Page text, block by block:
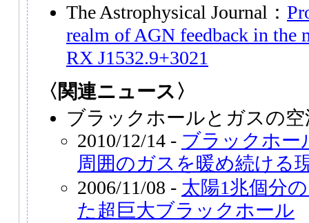
The Astrophysical Journal：
realm of AGN feedback in the
RX J1532.9+3021
〈関連ニュース〉
ブラックホールとガスの
2010/12/14 - ブラックホー
周囲のガスを暖め続ける
2006/11/08 - 太陽1兆個分
た超巨大ブラックホール